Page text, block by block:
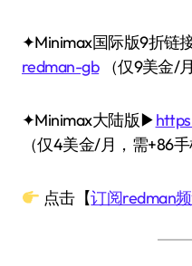
✦Minimax国际版9折链
redman-gb（仅9美金/月
✦Minimax大陆版▶
（仅4美金/月，需+86手
点击【订阅redman